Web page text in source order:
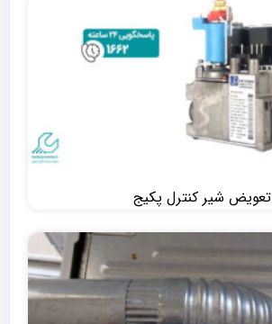
تعویض شیر کنترل پکیج